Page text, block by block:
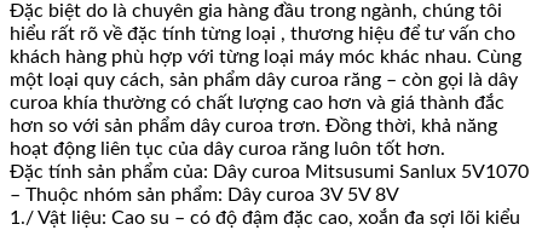
Đặc biệt do là chuyên gia hàng đầu trong ngành, chúng tôi
hiểu rất rõ về đặc tính từng loại , thương hiệu để tư vấn cho
khách hàng phù hợp với từng loại máy móc khác nhau. Cùng
một loại quy cách, sản phẩm dây curoa răng – còn gọi là dây
curoa khía thường có chất lượng cao hơn và giá thành đắc
hơn so với sản phẩm dây curoa trơn. Đồng thời, khả năng
hoạt động liên tục của dây curoa răng luôn tốt hơn.
Đặc tính sản phẩm của: Dây curoa Mitsusumi Sanlux 5V1070
– Thuộc nhóm sản phẩm: Dây curoa 3V 5V 8V
1./ Vật liệu: Cao su – có độ đậm đặc cao, xoắn đa sợi lõi kiểu